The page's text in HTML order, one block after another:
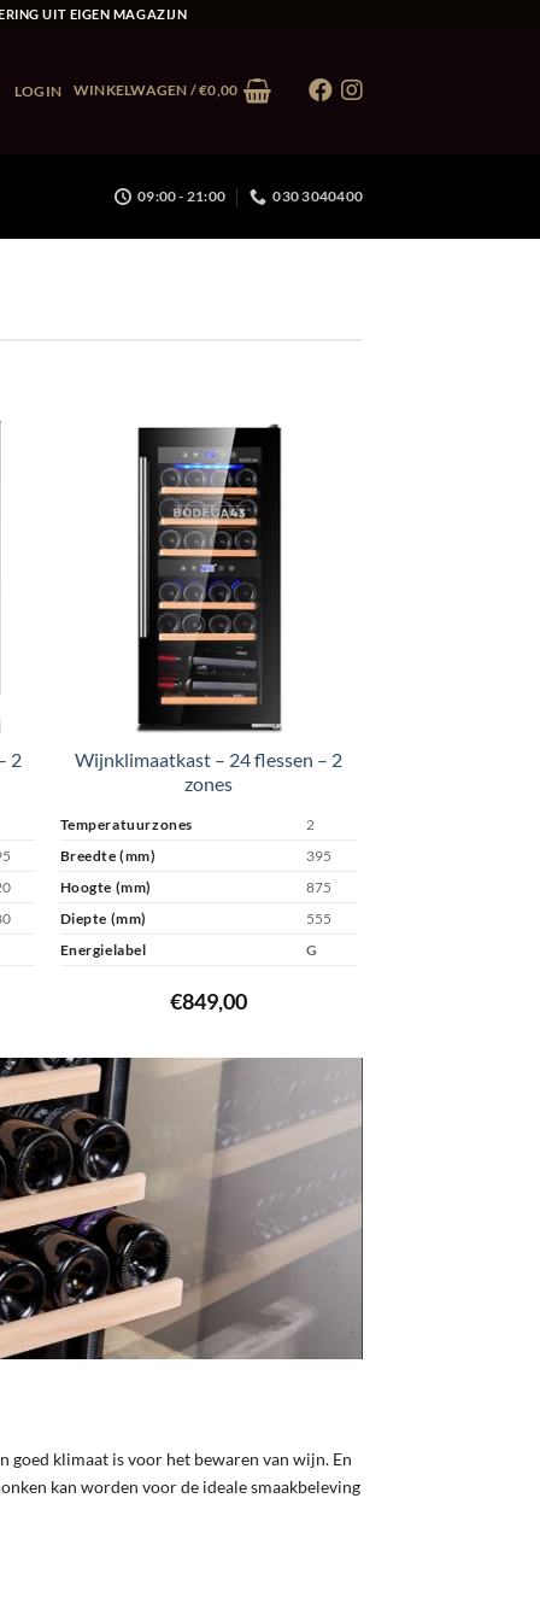
UIT EIGEN MAGAZIJN
LOGIN WINKELWAGEN /€0,00
09:00 - 21:00 030 3040400
2
Wijnklimaatkast – 24 flessen – 2
zones
Temperatuurzones
2
Breedte (mm)
395
Hoogte (mm)
875
Diepte (mm)
555
Energielabel
G
€849,00
goed klimaat is voor het bewaren van wijn. En
kan worden voor de ideale smaakbeleving